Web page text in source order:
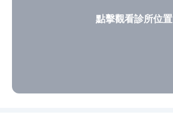
點擊觀看診所位置